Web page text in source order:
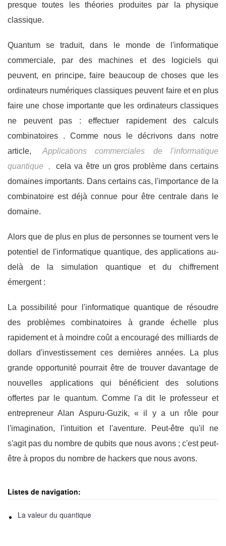
presque toutes les théories produites par la physique
classique.
Quantum se traduit, dans le monde de l'informatique
commerciale, par des machines et des logiciels qui
peuvent, en principe, faire beaucoup de choses que les
ordinateurs numériques classiques peuvent faire et en plus
faire une chose importante que les ordinateurs classiques
ne peuvent pas : effectuer rapidement des calculs
combinatoires . Comme nous le décrivons dans notre
article,
Applications commerciales de l'informatique
quantique
,
cela va être un gros problème dans certains
domaines importants. Dans certains cas, l'importance de la
combinatoire est déjà connue pour être centrale dans le
domaine.
Alors que de plus en plus de personnes se tournent vers le
potentiel de l'informatique quantique, des applications au-
delà de la simulation quantique et du chiffrement
émergent :
La possibilité pour l'informatique quantique de résoudre
des problèmes combinatoires à grande échelle plus
rapidement et à moindre coût a encouragé des milliards de
dollars d'investissement ces dernières années. La plus
grande opportunité pourrait être de trouver davantage de
nouvelles applications qui bénéficient des solutions
offertes par le quantum. Comme l'a dit le professeur et
entrepreneur Alan Aspuru-Guzik, « il y a un rôle pour
l'imagination, l'intuition et l'aventure. Peut-être qu'il ne
s'agit pas du nombre de qubits que nous avons ; c'est peut-
être à propos du nombre de hackers que nous avons.
Listes de navigation:
La valeur du quantique